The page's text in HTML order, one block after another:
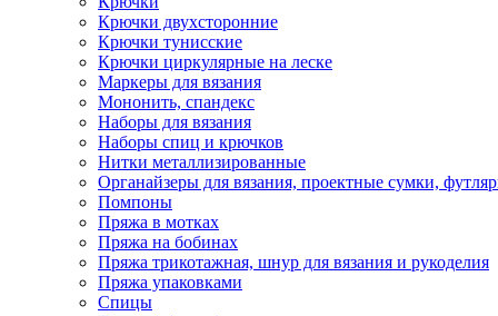
Крючки двухсторонние
Крючки тунисские
Крючки циркулярные на леске
Маркеры для вязания
Мононить, спандекс
Наборы для вязания
Наборы спиц и крючков
Нитки металлизированные
Органайзеры для вязания, проектные сумки,
Помпоны
Пряжа в мотках
Пряжа на бобинах
Пряжа трикотажная, шнур для вязания и рукоделия
Пряжа упаковками
Спицы